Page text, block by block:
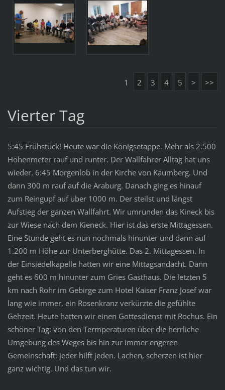
1 2 3 4 5 > >>
Vierter Tag
5:45 Frühstück! Heute war die Königsetappe. Mehr als 2.500
Höhenmeter rauf und runter. Der Wallfahrer Alltag hat uns
wieder. 6:45 Morgenlob in der Kirche von Kaumberg. Und
dann 300 m rauf auf die Araburg. Danach ging es hinauf
zum Reingupf auf über 1000 m. Der steilst und längst
Aufstieg der ganzen Wallfahrt. Wir umrunden das Kineck bis
zur Wiese nach dem Kieneck. Hier ist das erste Mittagessen.
Eine Stunde geht es nun nochmals hinunter und dann auf
1.200 m Höhe zur Unterberghütte. Das 2. Mittagessen. In
der Einsiedelkapelle hatten wir eine Mittagsandacht. Dann
geht es 600 m hinunter zum Gries Gasthaus. Die letzten 5
km nach Rohr im Gebirge zum Hotel Kaiser Franz Josef war
lang wie immer, ein Rosenkranz verkürzte die gefühlte
Gehzeit. Heute hatten wir einen Gottesdienst mit Rochus. Ein
schöner Tag: von den Termperaturen über die herrliche
Umgebung des Weges bis hin zur immer engeren
Gemeinschaft: jeder hilft jeden. Lachen, scherzen ist hier
ganz wichtig. Und das tun wir.